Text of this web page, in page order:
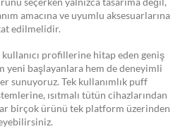
amacına ve uyumlu aksesuarlarına
edilmelidir.
profillerine hitap eden geniş
yeni başlayanlara hem de deneyimli
sunuyoruz. Tek kullanımlık puff
ısıtmalı tütün cihazlarından
birçok ürünü tek platform üzerinden